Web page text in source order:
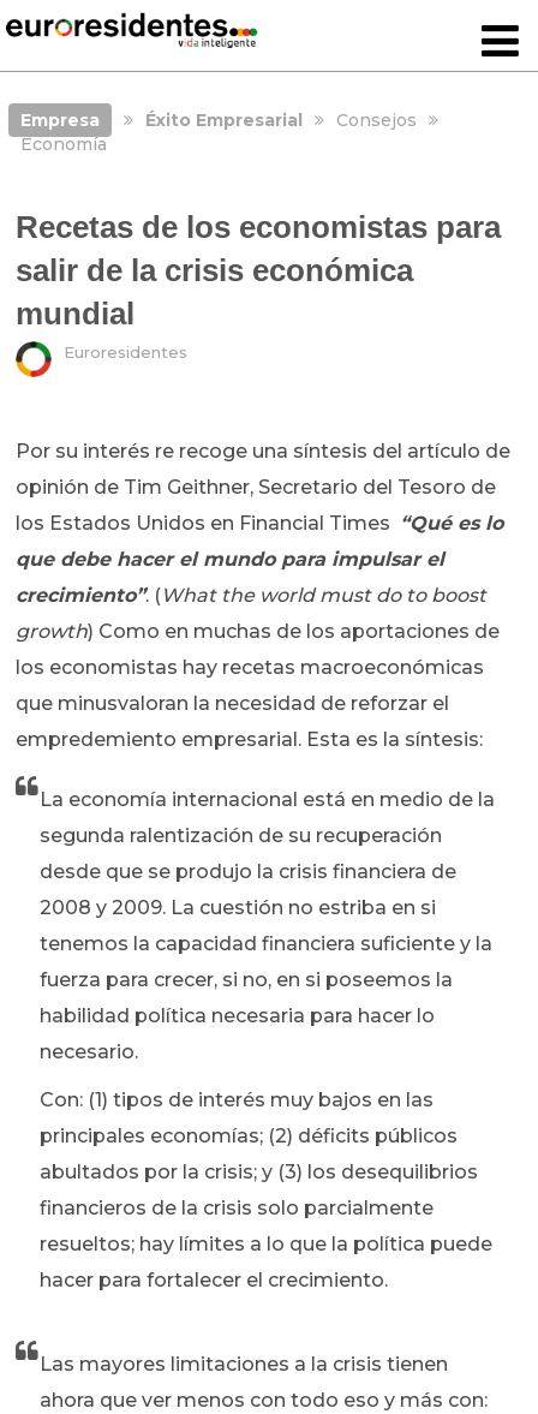
Empresa Éxito Empresarial
Consejos
Economía
Recetas de los economistas para
salir de la crisis económica
mundial
Euroresidentes
Por su interés re recoge una síntesis del artículo de
opinión de Tim Geithner, Secretario del Tesoro de
los Estados Unidos en Financial Times “Qué es lo
que debe hacer el mundo para impulsar el
crecimiento”. (What the world must do to boost
growth) Como en muchas de los aportaciones de
los economistas hay recetas macroeconómicas
que minusvaloran la necesidad de reforzar el
empredemiento empresarial. Esta es la síntesis:
La economía internacional está en medio de la
segunda ralentización de su recuperación
desde que se produjo la crisis financiera de
2008 y 2009. La cuestión no estriba en si
tenemos la capacidad financiera suficiente y la
fuerza para crecer, si no, en si poseemos la
habilidad política necesaria para hacer lo
necesario.
Con: (1) tipos de interés muy bajos en las
principales economías; (2) déficits públicos
abultados por la crisis; y (3) los desequilibrios
financieros de la crisis solo parcialmente
resueltos; hay límites a lo que la política puede
hacer para fortalecer el crecimiento.
Las mayores limitaciones a la crisis tienen
ahora que ver menos con todo eso y más con: